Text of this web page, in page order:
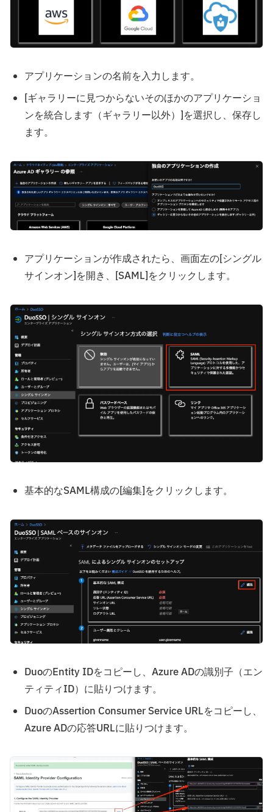
アプリケーションの名前を入力します。
[ギャラリーに見つからないそのほかのアプリケーショ
ンを統合します（ギャラリー以外）]を選択し、保存し
ます。
アプリケーションが作成されたら、画面左の[シングル
サインオン]を開き、[SAML]をクリックします。
基本的なSAML構成の[編集]をクリックします。
DuoのEntity IDをコピーし、Azure ADの識別子（エン
ティティID）に貼りつけます。
DuoのAssertion Consumer Service URLをコピーし、
Azure ADの応答URLに貼りつけます。